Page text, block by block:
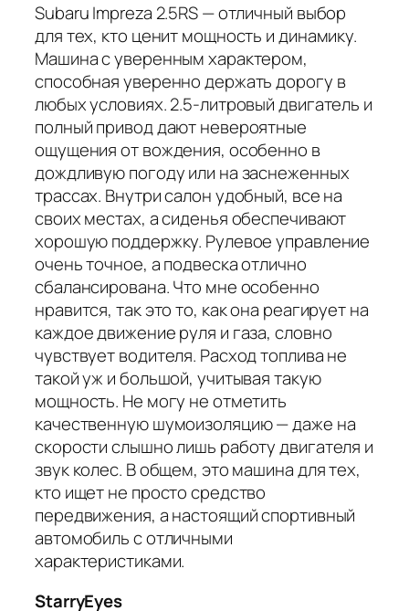
Subaru Impreza 2.5RS — отличный выбор
для тех, кто ценит мощность и динамику.
Машина с уверенным характером,
способная уверенно держать дорогу в
любых условиях. 2.5-литровый двигатель и
полный привод дают невероятные
ощущения от вождения, особенно в
дождливую погоду или на заснеженных
трассах. Внутри салон удобный, все на
своих местах, а сиденья обеспечивают
хорошую поддержку. Рулевое управление
очень точное, а подвеска отлично
сбалансирована. Что мне особенно
нравится, так это то, как она реагирует на
каждое движение руля и газа, словно
чувствует водителя. Расход топлива не
такой уж и большой, учитывая такую
мощность. Не могу не отметить
качественную шумоизоляцию — даже на
скорости слышно лишь работу двигателя и
звук колес. В общем, это машина для тех,
кто ищет не просто средство
передвижения, а настоящий спортивный
автомобиль с отличными
характеристиками.
StarryEyes